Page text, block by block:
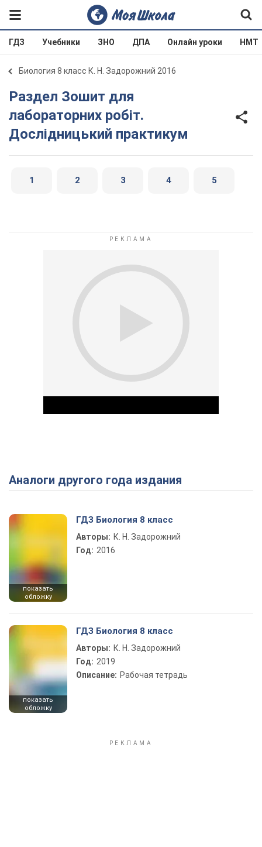
ГДЗ Учебники ЗНО ДПА Онлайн уроки НМТ
Биология 8 класс К. Н. Задорожний 2016
Раздел Зошит для
лабораторних робіт.
Дослідницький практикум
1 2 3 4 5
Play Video
Аналоги другого года издания
показать
обложку
ГДЗ Биология 8 класс
Авторы: К. Н. Задорожний
Год: 2016
показать
обложку
ГДЗ Биология 8 класс
Авторы: К. Н. Задорожний
Год: 2019
Описание: Рабочая тетрадь